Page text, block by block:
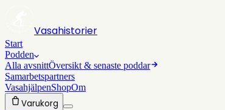
Vasahistorier
Start
Podden
Alla avsnittÖversikt & senaste poddar
Samarbetspartners
VasahjälpenShopOm
Varukorg